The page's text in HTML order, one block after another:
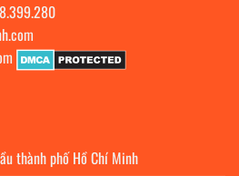
thành phố Hồ Chí Minh